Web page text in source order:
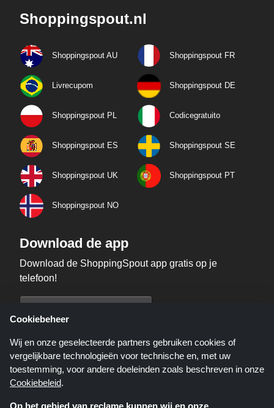
Shoppingspout.nl
Shoppingspout AU Shoppingspout FR
Livrecupom Shoppingspout DE
Shoppingspout PL Codicegratuito
Shoppingspout ES Shoppingspout SE
Shoppingspout UK Shoppingspout PT
Shoppingspout NO
Download de app
Download de ShoppingSpout app gratis op je
telefoon!
Cookiebeheer
Wij en onze geselecteerde partners gebruiken cookies of
vergelijkbare technologieën voor technische en, met uw
toestemming, voor andere doeleinden zoals beschreven in onze
Cookiebeleid.
Op het gebied van reclame kunnen wij en onze